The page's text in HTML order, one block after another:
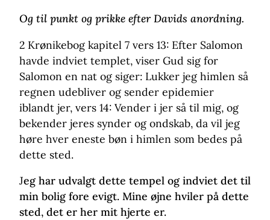
Og til punkt og prikke efter Davids anordning.
2 Krønikebog kapitel 7 vers 13: Efter Salomon
havde indviet templet, viser Gud sig for
Salomon en nat og siger: Lukker jeg himlen så
regnen udebliver og sender epidemier
iblandt jer, vers 14: Vender i jer så til mig, og
bekender jeres synder og ondskab, da vil jeg
høre hver eneste bøn i himlen som bedes på
dette sted.
Jeg har udvalgt dette tempel og indviet det til
min bolig fore evigt. Mine øjne hviler på dette
sted, det er her mit hjerte er.